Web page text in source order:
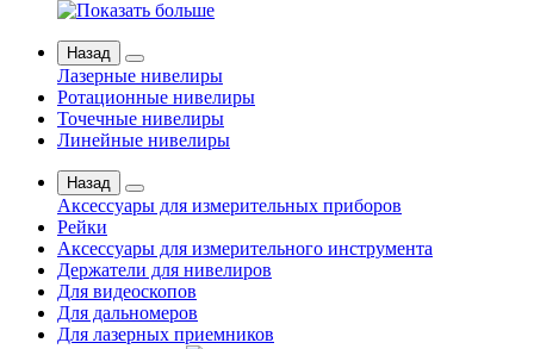
Назад
Лазерные нивелиры
Ротационные нивелиры
Точечные нивелиры
Линейные нивелиры
Назад
Аксессуары для измерительных приборов
Рейки
Аксессуары для измерительного инструмента
Держатели для нивелиров
Для видеоскопов
Для дальномеров
Для лазерных приемников